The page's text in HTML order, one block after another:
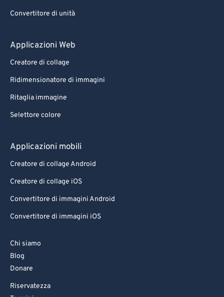
Convertitore di unità
Applicazioni Web
Creatore di collage
Ridimensionatore di immagini
Ritaglia immagine
Selettore colore
Applicazioni mobili
Creatore di collage Android
Creatore di collage iOS
Convertitore di immagini Android
Convertitore di immagini iOS
Chi siamo
Blog
Donare
Riservatezza